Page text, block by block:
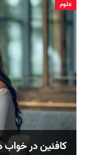
علوم
کافئین در خواب